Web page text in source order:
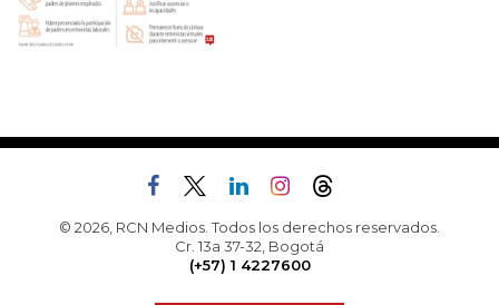
© 2026, RCN Medios. Todos los derechos reservados.
Cr. 13a 37-32, Bogotá
(+57) 1 4227600